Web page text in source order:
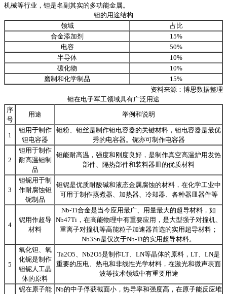
机械等行业，钽是名副其实的多功能金属。
钽的用途结构
领域
占比
合金添加剂
15%
电容
50%
半导体
10%
碳化物
10%
磨制和化学制品
15%
资料来源： 博思数据整理
钽在电子军工领域具有广泛用途
序
号
用途 举例和说明
1
钽用于制作
钽电容器
钽粉、钽丝是制作钽电容器的关键材料，钽电容器是最优
秀的电容器。铌亦可制作电容器
2
钽用于制作
耐高温钽制
品
钽能耐高温，强度和刚度良好，是制作真空高温炉用发热
部件、隔热部件和装料器皿的优质材料
3
钽铌用于制
作耐腐蚀钽
铌制品
钽铌是优质耐酸碱和液态金属腐蚀的材料，在化学工业中
可用于制作蒸煮器、加热器、冷却器、各种器皿器件等
4
铌用作超导
材料
Nb-Ti合金是当今应用最广、用量最大的超导材料，如
Nb47Ti，在高能物理中有重要应用，是大型强子对撞机、
重离子对撞机等高能粒子加速器首选的实用超导材料；
Nb3Sn是仅次于Nb-Ti的实用超导材料。
5
氧化钽、氧
化铌是制作
钽铌人工晶
体的原料
Ta2O5、Nb2O5是制作LT、LN等晶体的原料，LT、LN是
重要的压电、热电和非线性光学材料，在激光和微声表面
波等技术领域中有重要用途
铌在原子能 Nb的中子俘获截面小，热导率和强度高，在原子能反应堆